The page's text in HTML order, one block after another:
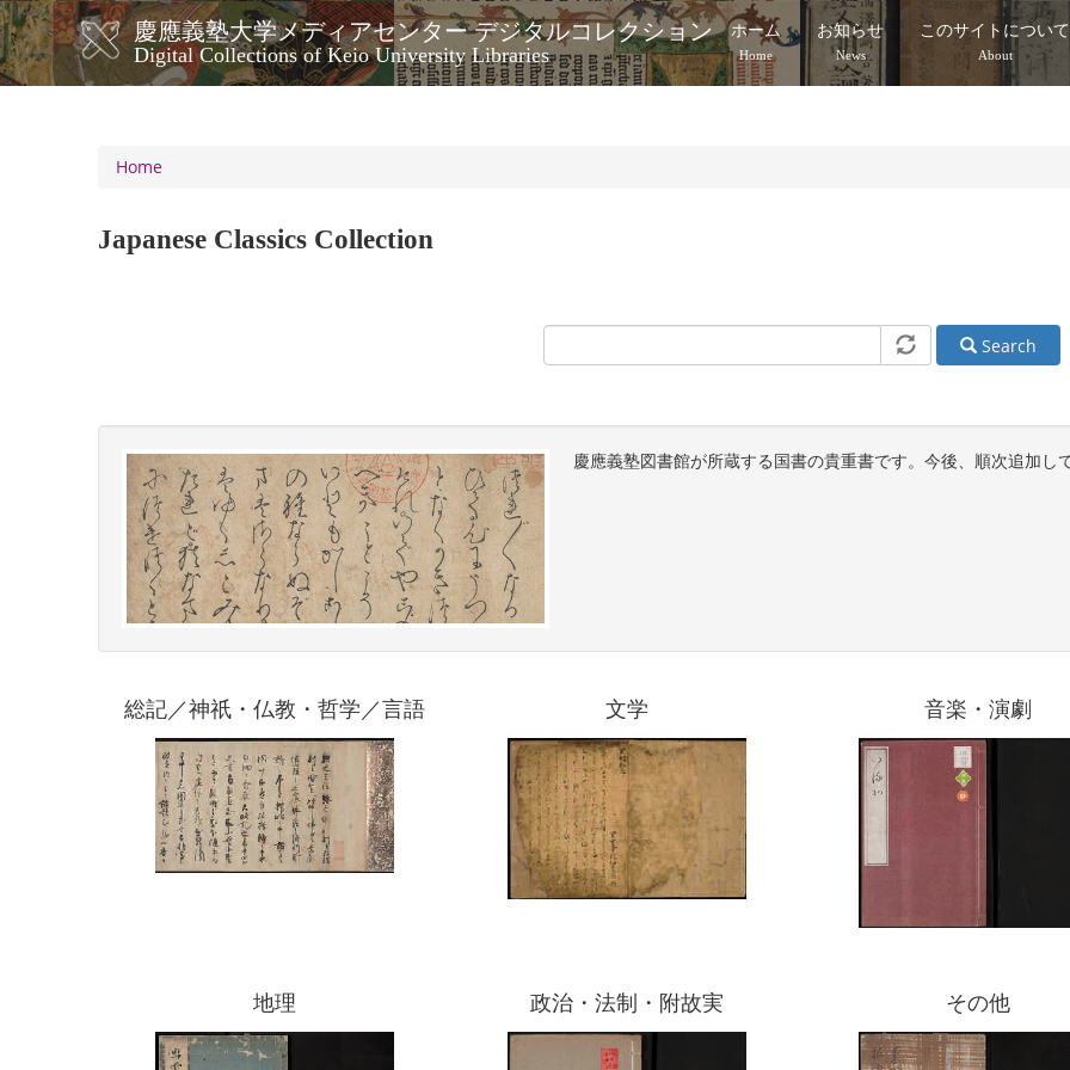
Skip
to
main
content
慶應義塾大学メディアセンター デジタルコレクション
Digital Collections of Keio University Libraries
メ
イ
ビ
シ
ホーム
Home
お知らせ
News
このサイトについて
About
Home
Japanese Classics Collection
Search
慶應義塾図書館が所蔵する国書の貴重書です。今後、順次追加し
総記／神祇・仏教・哲学／言語 文学 音楽・演劇
地理 政治・法制・附故実 その他